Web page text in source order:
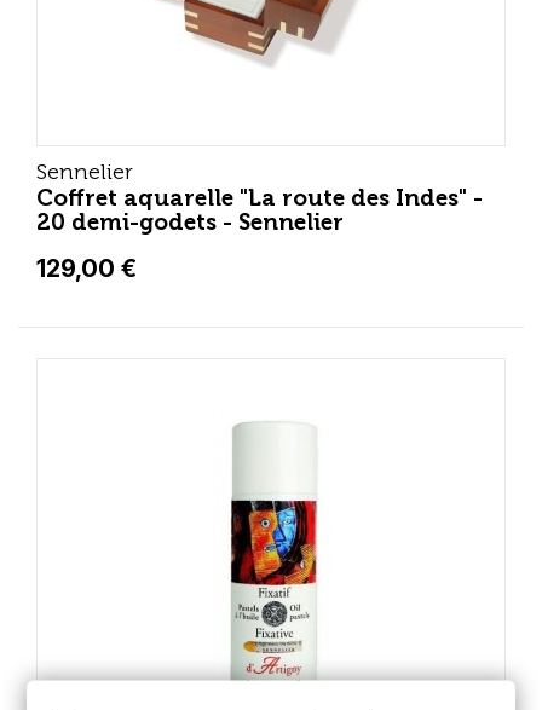
Sennelier
Coffret aquarelle "La route des Indes" -
20 demi-godets - Sennelier
129,00 €